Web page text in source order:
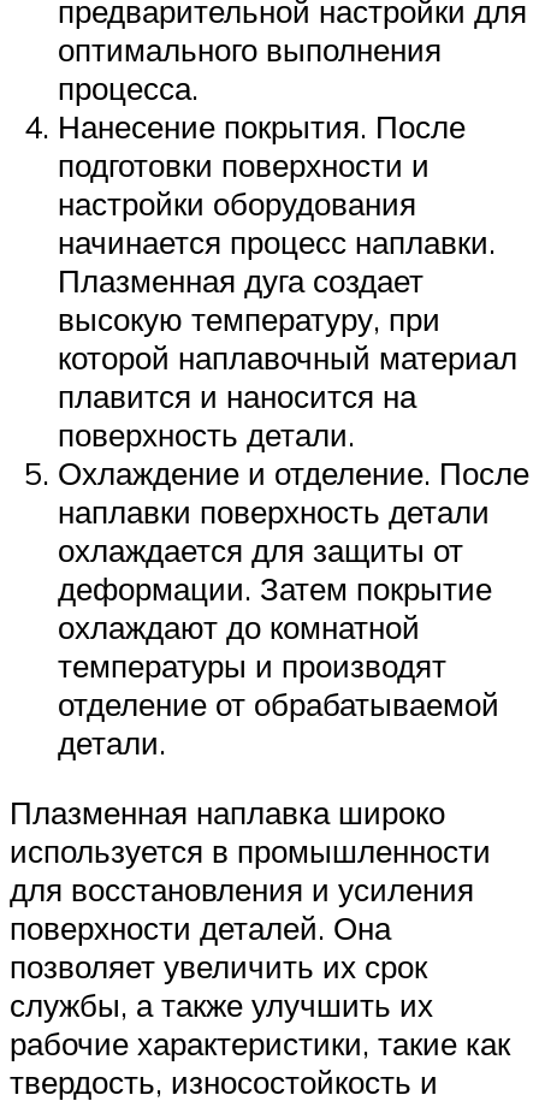
предварительной настройки для
оптимального выполнения
процесса.
Нанесение покрытия. После
подготовки поверхности и
настройки оборудования
начинается процесс наплавки.
Плазменная дуга создает
высокую температуру, при
которой наплавочный материал
плавится и наносится на
поверхность детали.
Охлаждение и отделение. После
наплавки поверхность детали
охлаждается для защиты от
деформации. Затем покрытие
охлаждают до комнатной
температуры и производят
отделение от обрабатываемой
детали.
Плазменная наплавка широко
используется в промышленности
для восстановления и усиления
поверхности деталей. Она
позволяет увеличить их срок
службы, а также улучшить их
рабочие характеристики, такие как
твердость, износостойкость и